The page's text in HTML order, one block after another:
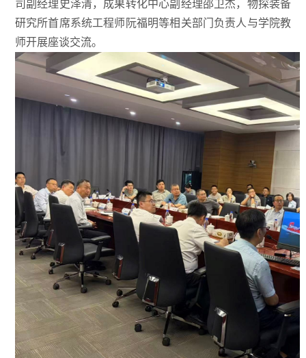
司副经理史泽清，成果转化中心副经理邵卫杰，物探装备
研究所首席系统工程师阮福明等相关部门负责人与学院教
师开展座谈交流。